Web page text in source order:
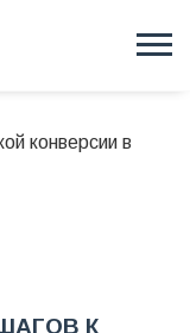
конверсии в
К